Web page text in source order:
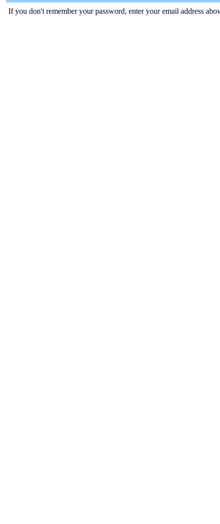
If you don't remember your password, enter your email address